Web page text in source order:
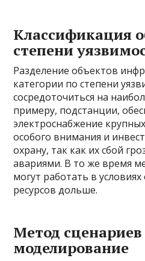
Классификация
степени
Разделение объектов
категории по степени
сосредоточиться на
примеру, подстанции,
электроснабжение
особого внимания и
охрану, так как их сбой
авариями. В то же время
могут работать в
ресурсов дольше.
Метод
моделирование